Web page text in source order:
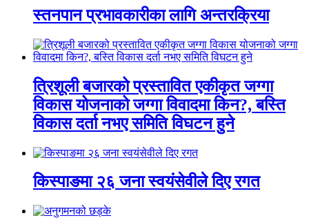
स्तनपान प्रभावकारीका लागि अन्तरक्रिया
त्रिशूली बजारको प्रस्तावित एकीकृत जग्गा
विकास योजनाको जग्गा विवादमा किन?, बस्ति
विकास दर्ता नभए समिति विघटन हुने
किस्पाङमा २६ जना स्वयंसेवीले दिए रगत